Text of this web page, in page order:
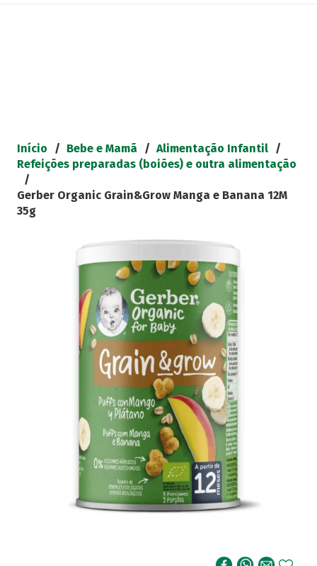
Início / Bebe e Mamã / Alimentação Infantil /
Refeições preparadas (boiões) e outra alimentação
/
Gerber Organic Grain&Grow Manga e Banana 12M
35g